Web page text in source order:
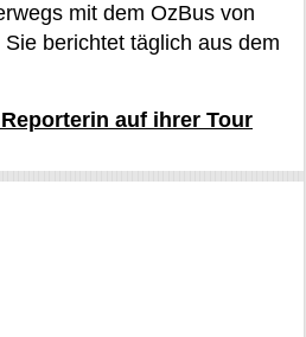
mit dem OzBus von
berichtet täglich aus dem
auf ihrer Tour